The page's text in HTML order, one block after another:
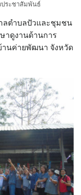
transparency
ศบาลตำบลปัว
ประชาสัมพันธ์
ลตำบลปัวและชุมชน
าดูงานด้านการ
านค่ายพัฒนา จังหวัด